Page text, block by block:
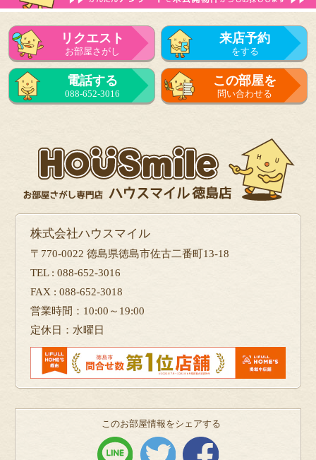
リクエスト
お部屋さがし
来店予約
をする
電話する
088-652-3016
この部屋を
問い合わせる
株式会社ハウスマイル
〒770-0022 徳島県徳島市佐古二番町13-18
TEL : 088-652-3016
FAX : 088-652-3018
営業時間：10:00～19:00
定休日：水曜日
このお部屋情報をシェアする